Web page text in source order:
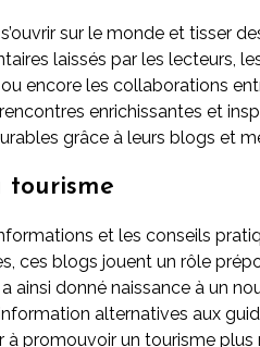
sur le monde et tisser
laissés par les lecteurs,
encore les collaborations
enrichissantes et
grâce à leurs blogs et
tourisme
et les conseils
ces blogs jouent un rôle
a ainsi donné naissance à un
alternatives aux
promouvoir un tourisme plus